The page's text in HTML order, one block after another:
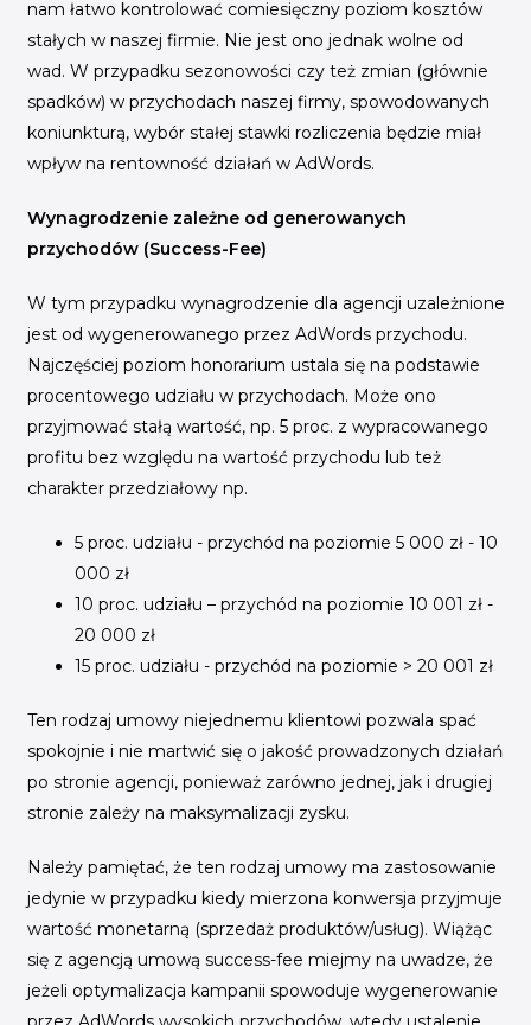
nam łatwo kontrolować comiesięczny poziom kosztów
stałych w naszej firmie. Nie jest ono jednak wolne od
wad. W przypadku sezonowości czy też zmian (głównie
spadków) w przychodach naszej firmy, spowodowanych
koniunkturą, wybór stałej stawki rozliczenia będzie miał
wpływ na rentowność działań w AdWords.
Wynagrodzenie zależne od generowanych
przychodów (Success-Fee)
W tym przypadku wynagrodzenie dla agencji uzależnione
jest od wygenerowanego przez AdWords przychodu.
Najczęściej poziom honorarium ustala się na podstawie
procentowego udziału w przychodach. Może ono
przyjmować stałą wartość, np. 5 proc. z wypracowanego
profitu bez względu na wartość przychodu lub też
charakter przedziałowy np.
5 proc. udziału - przychód na poziomie 5 000 zł - 10
000 zł
10 proc. udziału – przychód na poziomie 10 001 zł -
20 000 zł
15 proc. udziału - przychód na poziomie > 20 001 zł
Ten rodzaj umowy niejednemu klientowi pozwala spać
spokojnie i nie martwić się o jakość prowadzonych działań
po stronie agencji, ponieważ zarówno jednej, jak i drugiej
stronie zależy na maksymalizacji zysku.
Należy pamiętać, że ten rodzaj umowy ma zastosowanie
jedynie w przypadku kiedy mierzona konwersja przyjmuje
wartość monetarną (sprzedaż produktów/usług). Wiążąc
się z agencją umową success-fee miejmy na uwadze, że
jeżeli optymalizacja kampanii spowoduje wygenerowanie